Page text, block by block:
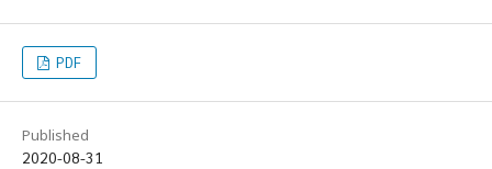
PDF
Published
2020-08-31